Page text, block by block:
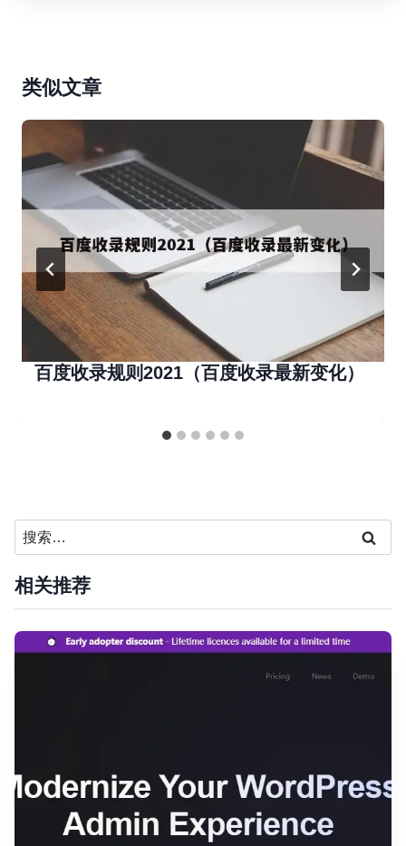
类似文章
百度收录规则2021（百度收录最新变化）
搜
索：
相关推荐